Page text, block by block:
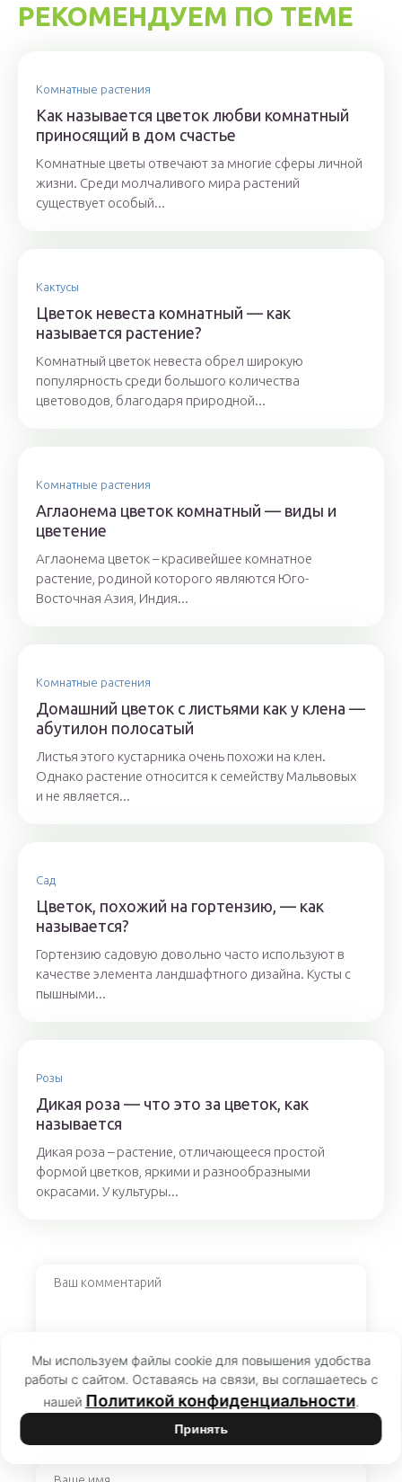
РЕКОМЕНДУЕМ ПО ТЕМЕ
Комнатные растения
Как называется цветок любви комнатный
приносящий в дом счастье
Комнатные цветы отвечают за многие сферы личной
жизни. Среди молчаливого мира растений
существует особый...
Кактусы
Цветок невеста комнатный — как
называется растение?
Комнатный цветок невеста обрел широкую
популярность среди большого количества
цветоводов, благодаря природной...
Комнатные растения
Аглаонема цветок комнатный — виды и
цветение
Аглаонема цветок – красивейшее комнатное
растение, родиной которого являются Юго-
Восточная Азия, Индия...
Комнатные растения
Домашний цветок с листьями как у клена —
абутилон полосатый
Листья этого кустарника очень похожи на клен.
Однако растение относится к семейству Мальвовых
и не является...
Сад
Цветок, похожий на гортензию, — как
называется?
Гортензию садовую довольно часто используют в
качестве элемента ландшафтного дизайна. Кусты с
пышными...
Розы
Дикая роза — что это за цветок, как
называется
Дикая роза – растение, отличающееся простой
формой цветков, яркими и разнообразными
окрасами. У культуры...
Мы используем файлы cookie для повышения удобства
работы с сайтом. Оставаясь на связи, вы соглашаетесь с
нашей Политикой конфиденциальности.
Принять